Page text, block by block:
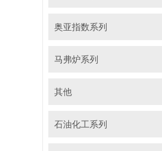
奥亚指数系列
马弗炉系列
其他
石油化工系列